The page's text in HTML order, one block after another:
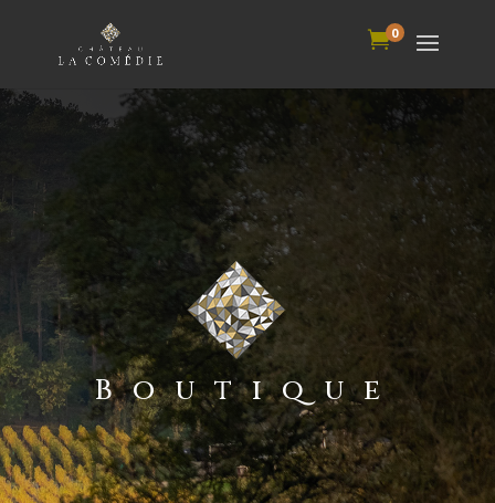
0
Boutique